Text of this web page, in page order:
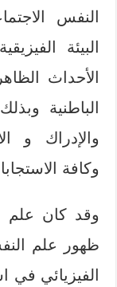
النفس
البيئة
الأحداث
الباطنية
والإدراك و
وكافة
وقد كان علم
ظهور علم
الفيزيائي في